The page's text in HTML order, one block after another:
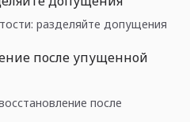
разделяйте допущения
после упущенной
после